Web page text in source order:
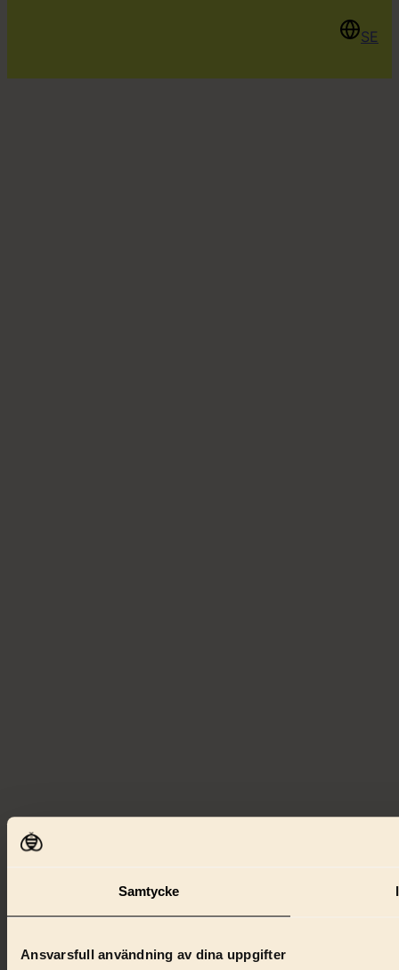
Samtycke
Ansvarsfull användning av dina uppgifter
SE